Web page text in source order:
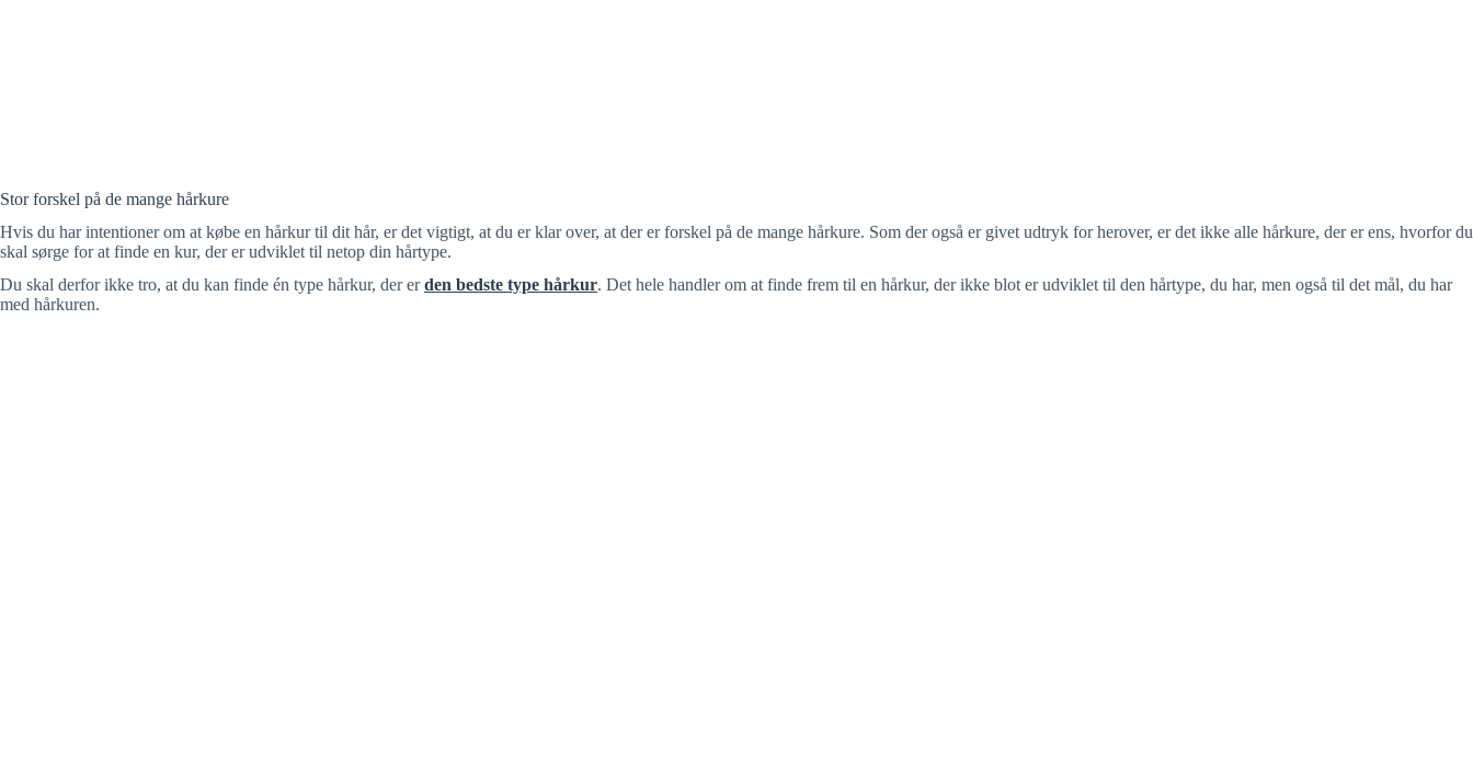
Stor forskel på de mange hårkure
Hvis du har intentioner om at købe en hårkur til dit hår, er det vigtigt, at du er klar over, at der er forskel på de mange hårkure. Som der også er givet udtryk for herover, er det ikke alle hårkure, der er ens, hvorfor du
skal sørge for at finde en kur, der er udviklet til netop din hårtype.
Du skal derfor ikke tro, at du kan finde én type hårkur, der erden bedste type hårkur. Det hele handler om at finde frem til en hårkur, der ikke blot er udviklet til den hårtype, du har, men også til det mål, du har
med hårkuren.